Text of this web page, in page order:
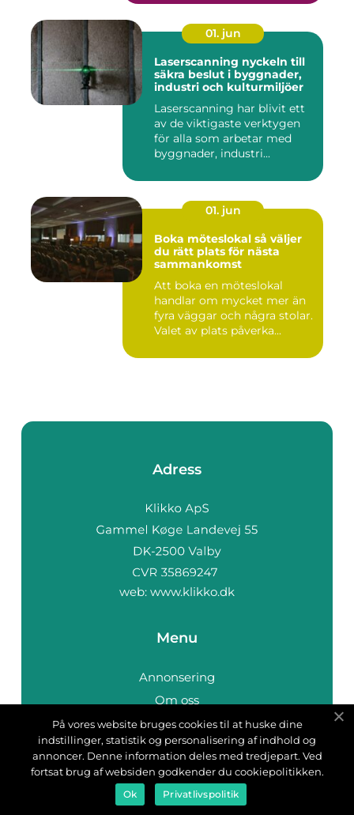
01. jun
Laserscanning nyckeln till
säkra beslut i byggnader,
industri och kulturmiljöer
Laserscanning har blivit ett
av de viktigaste verktygen
för alla som arbetar med
byggnader, industri...
01. jun
Boka möteslokal så väljer
du rätt plats för nästa
sammankomst
Att boka en möteslokal
handlar om mycket mer än
fyra väggar och några stolar.
Valet av plats påverka...
Adress
web: www.klikko.dk
Menu
Annonsering
Om oss
Cookies
Kontakta oss
Sitemap
På vores website bruges cookies til at huske dine
indstillinger, statistik og personalisering af indhold og
annoncer. Denne information deles med tredjepart. Ved
fortsat brug af websiden godkender du cookiepolitikken.
Ok Privatlivspolitik